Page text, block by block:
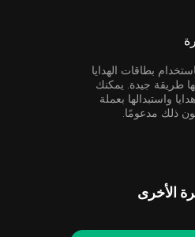
بطاقات الهدايا
طريقة جيدة. يمكنك
واستبدالها بعملة
الأخرى